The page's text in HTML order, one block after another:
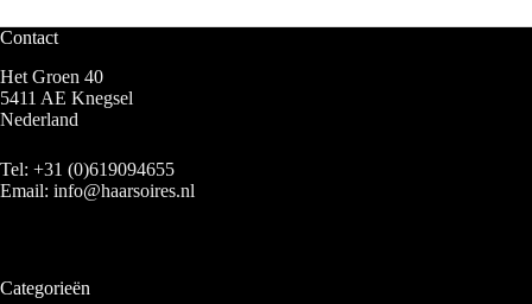
Contact
Het Groen 40
5411 AE Knegsel
Nederland
Tel: +31 (0)619094655
Email: info@haarsoires.nl
Categorieën